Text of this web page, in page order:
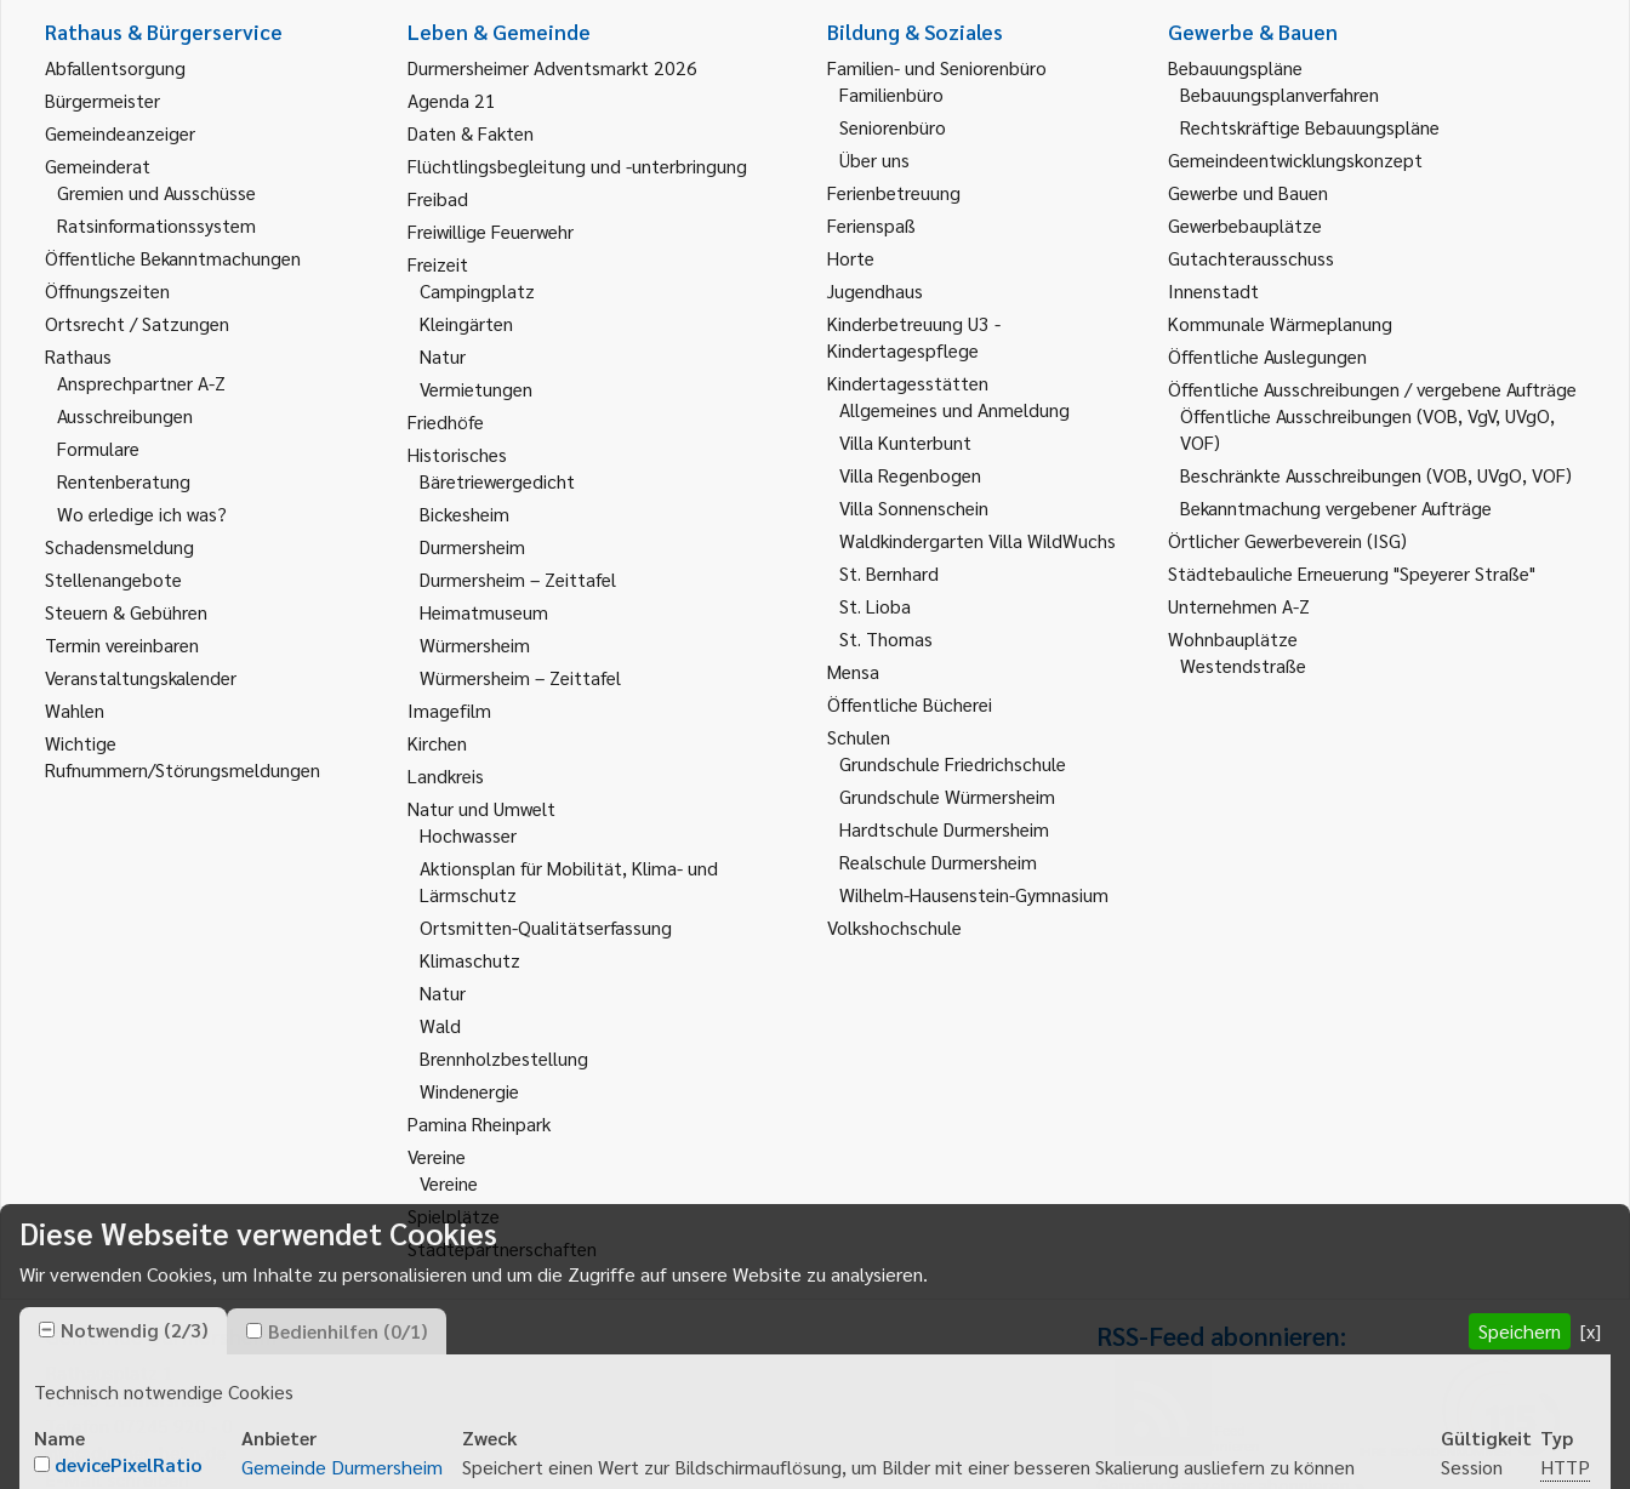
Rathaus & Bürgerservice
Abfallentsorgung
Bürgermeister
Gemeindeanzeiger
Gemeinderat
Gremien und Ausschüsse
Ratsinformationssystem
Öffentliche Bekanntmachungen
Öffnungszeiten
Ortsrecht / Satzungen
Rathaus
Ansprechpartner A-Z
Ausschreibungen
Formulare
Rentenberatung
Wo erledige ich was?
Schadensmeldung
Stellenangebote
Steuern & Gebühren
Termin vereinbaren
Veranstaltungskalender
Wahlen
Wichtige
Rufnummern/Störungsmeldungen
Leben & Gemeinde
Durmersheimer Adventsmarkt 2026
Agenda 21
Daten & Fakten
Flüchtlingsbegleitung und -unterbringung
Freibad
Freiwillige Feuerwehr
Freizeit
Campingplatz
Kleingärten
Natur
Vermietungen
Friedhöfe
Historisches
Bäretriewergedicht
Bickesheim
Durmersheim
Durmersheim – Zeittafel
Heimatmuseum
Würmersheim
Würmersheim – Zeittafel
Imagefilm
Kirchen
Landkreis
Natur und Umwelt
Hochwasser
Aktionsplan für Mobilität, Klima- und
Lärmschutz
Ortsmitten-Qualitätserfassung
Klimaschutz
Natur
Wald
Brennholzbestellung
Windenergie
Pamina Rheinpark
Vereine
Vereine
Spielplätze
Städtepartnerschaften
Bildung & Soziales
Familien- und Seniorenbüro
Familienbüro
Seniorenbüro
Über uns
Ferienbetreuung
Ferienspaß
Horte
Jugendhaus
Kinderbetreuung U3 -
Kindertagespflege
Kindertagesstätten
Allgemeines und Anmeldung
Villa Kunterbunt
Villa Regenbogen
Villa Sonnenschein
Waldkindergarten Villa WildWuchs
St. Bernhard
St. Lioba
St. Thomas
Mensa
Öffentliche Bücherei
Schulen
Grundschule Friedrichschule
Grundschule Würmersheim
Hardtschule Durmersheim
Realschule Durmersheim
Wilhelm-Hausenstein-Gymnasium
Volkshochschule
Gewerbe & Bauen
Bebauungspläne
Bebauungsplanverfahren
Rechtskräftige Bebauungspläne
Gemeindeentwicklungskonzept
Gewerbe und Bauen
Gewerbebauplätze
Gutachterausschuss
Innenstadt
Kommunale Wärmeplanung
Öffentliche Auslegungen
Öffentliche Ausschreibungen / vergebene Aufträge
Öffentliche Ausschreibungen (VOB, VgV, UVgO,
VOF)
Beschränkte Ausschreibungen (VOB, UVgO, VOF)
Bekanntmachung vergebener Aufträge
Örtlicher Gewerbeverein (ISG)
Städtebauliche Erneuerung "Speyerer Straße"
Unternehmen A-Z
Wohnbauplätze
Westendstraße
Gemeinde Durmersheim
76448Durmersheim
info@durmersheim.de
E-Mail schreiben
RSS-Feed abonnieren:
Diese Webseite verwendet Cookies
Wir verwenden Cookies, um Inhalte zu personalisieren und um die Zugriffe auf unsere Website zu analysieren.
Notwendig (2/3) Bedienhilfen (0/1) Speichern [x]
Technisch notwendige Cookies
Name
Anbieter Zweck Gültigkeit Typ
devicePixelRatio
Gemeinde Durmersheim Speichert einen Wert zur Bildschirmauflösung, um Bilder mit einer besseren Skalierung ausliefern zu können Session
HTTP